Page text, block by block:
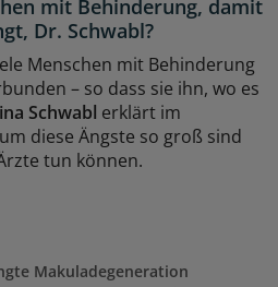
mit Behinderung, damit
Dr. Schwabl?
Menschen mit Behinderung
– so dass sie ihn, wo es
Schwabl erklärt im
diese Ängste so groß sind
tun können.
Makuladegeneration